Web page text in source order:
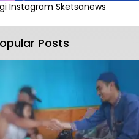
Instagram Sketsanews
Posts